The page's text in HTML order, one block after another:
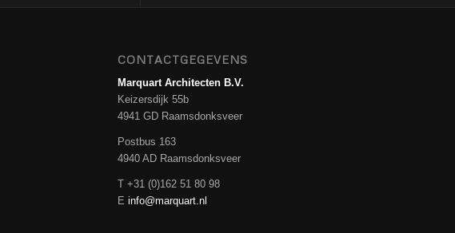
CONTACTGEGEVENS
Marquart Architecten B.V.
Keizersdijk 55b
4941 GD Raamsdonksveer
Postbus 163
4940 AD Raamsdonksveer
T +31 (0)162 51 80 98
Einfo@marquart.nl